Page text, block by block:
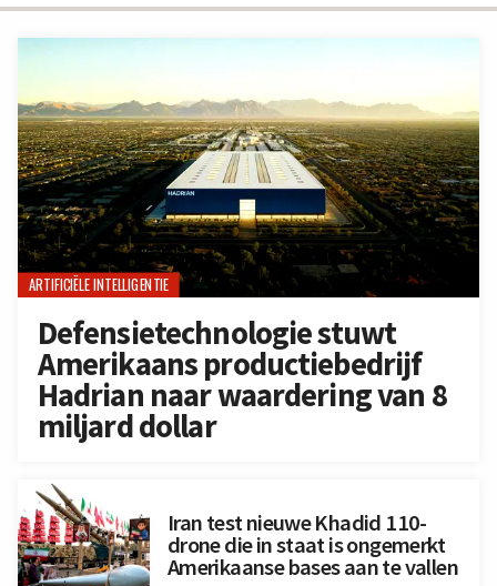
ARTIFICIËLE INTELLIGENTIE
Defensietechnologie stuwt
Amerikaans productiebedrijf
Hadrian naar waardering van 8
miljard dollar
Iran test nieuwe Khadid 110-
drone die in staat is ongemerkt
Amerikaanse bases aan te vallen